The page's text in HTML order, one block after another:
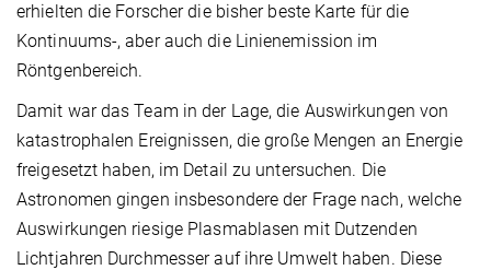
erhielten die Forscher die bisher beste Karte für die
Kontinuums-, aber auch die Linienemission im
Röntgenbereich.
Damit war das Team in der Lage, die Auswirkungen von
katastrophalen Ereignissen, die große Mengen an Energie
freigesetzt haben, im Detail zu untersuchen. Die
Astronomen gingen insbesondere der Frage nach, welche
Auswirkungen riesige Plasmablasen mit Dutzenden
Lichtjahren Durchmesser auf ihre Umwelt haben. Diese